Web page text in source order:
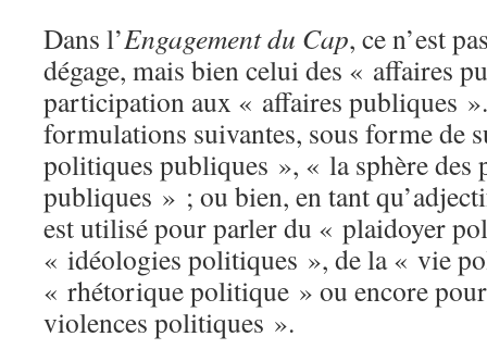
Dans l’Engagement du Cap, ce n’est
dégage, mais bien celui des « affaires
participation aux « affaires publiques
formulations suivantes, sous forme de
politiques publiques », « la sphère des
publiques » ; ou bien, en tant
est utilisé pour parler du « plaidoyer
« idéologies politiques », de la « vie
« rhétorique politique » ou encore
violences politiques ».